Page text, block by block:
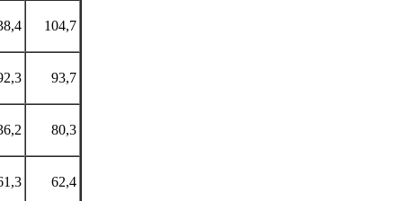
104,7
93,7
80,3
62,4